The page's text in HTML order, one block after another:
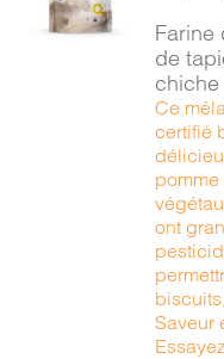
/
DÉTAILS
Farine
de
Ce
certifié
ont
Saveur